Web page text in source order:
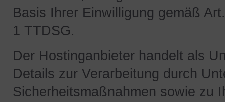
Basis Ihrer Einwilligung gemäß
1 TTDSG.
Der Hostinganbieter handelt als
Details zur Verarbeitung durch
Sicherheitsmaßnahmen sowie zu